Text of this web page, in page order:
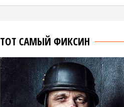
ТОТ САМЫЙ ФИКСИН